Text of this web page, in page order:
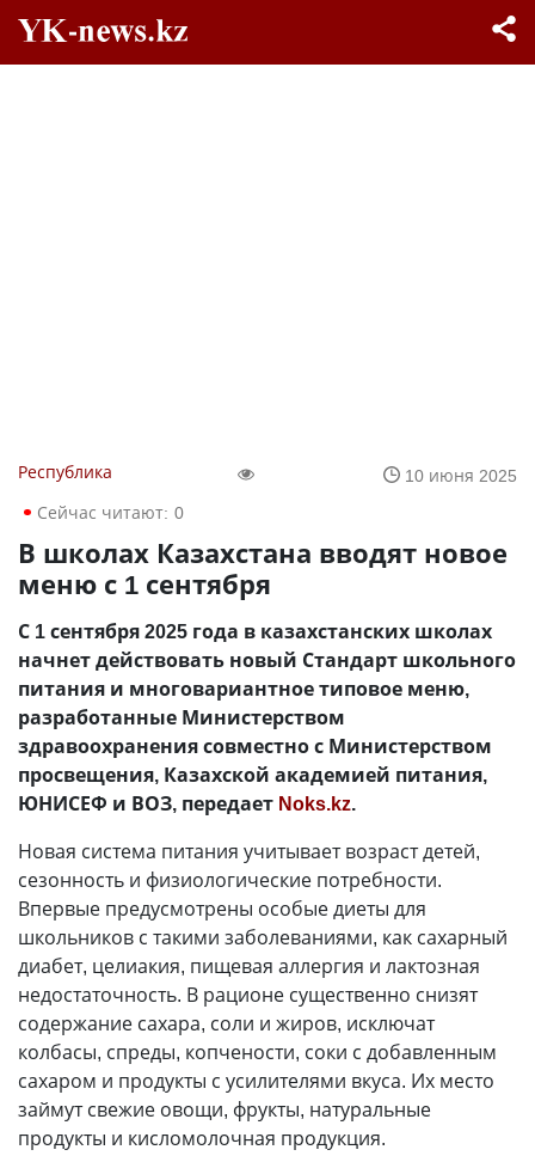
Республика
10 июня 2025
Сейчас читают: 0
В школах Казахстана вводят новое
меню с 1 сентября
С 1 сентября 2025 года в казахстанских школах
начнет действовать новый Стандарт школьного
питания и многовариантное типовое меню,
разработанные Министерством
здравоохранения совместно с Министерством
просвещения, Казахской академией питания,
ЮНИСЕФ и ВОЗ, передает Noks.kz.
Новая система питания учитывает возраст детей,
сезонность и физиологические потребности.
Впервые предусмотрены особые диеты для
школьников с такими заболеваниями, как сахарный
диабет, целиакия, пищевая аллергия и лактозная
недостаточность. В рационе существенно снизят
содержание сахара, соли и жиров, исключат
колбасы, спреды, копчености, соки с добавленным
сахаром и продукты с усилителями вкуса. Их место
займут свежие овощи, фрукты, натуральные
продукты и кисломолочная продукция.